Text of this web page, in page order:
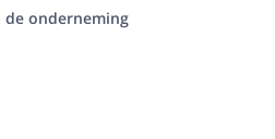
onderneming